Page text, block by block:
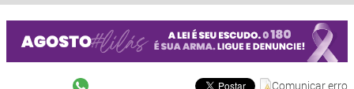
Comunicar erro